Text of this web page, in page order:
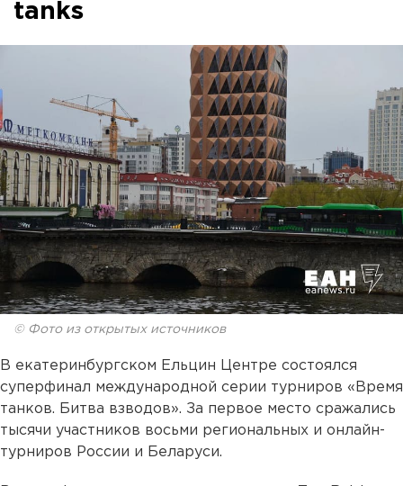
tanks
© Фото из открытых источников
В екатеринбургском Ельцин Центре состоялся
суперфинал международной серии турниров «Время
танков. Битва взводов». За первое место сражались
тысячи участников восьми региональных и онлайн-
турниров России и Беларуси.